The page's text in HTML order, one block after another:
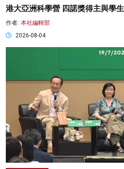
港大亞洲科學營 四諾獎得主與學
作者: 本社編輯部
2026-08-04